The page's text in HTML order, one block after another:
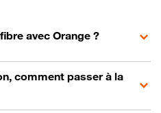
avec Orange ?
comment passer à la